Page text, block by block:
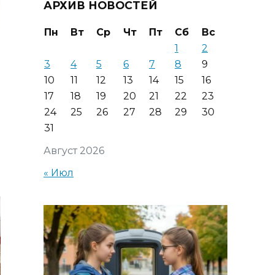
АРХИВ НОВОСТЕЙ
Август 2026
Пн Вт Ср Чт Пт Сб
Вс
1
2
3
4 5 6 7 8
9
10
11 12 13 14 15
16
17
18 19 20 21 22
23
24
25 26 27 28 29
30
31
« Июл